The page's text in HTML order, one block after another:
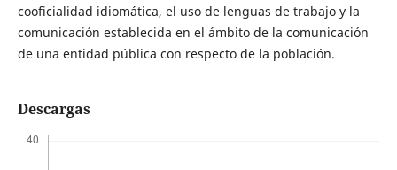
cooficialidad idiomática, el uso de lenguas de trabajo y la
comunicación establecida en el ámbito de la comunicación
de una entidad pública con respecto de la población.
Descargas